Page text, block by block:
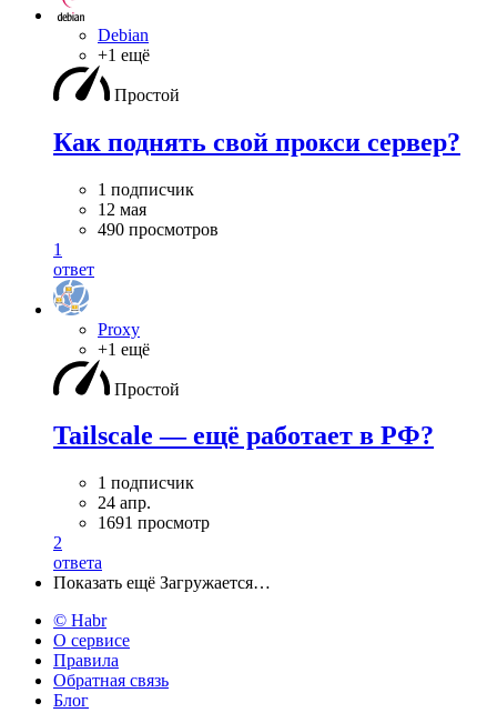
Debian
+1 ещё
Простой
Как поднять свой прокси сервер?
1 подписчик
12 мая
490 просмотров
1
ответ
Proxy
+1 ещё
Простой
Tailscale — ещё работает в РФ?
1 подписчик
24 апр.
1691 просмотр
2
ответа
Показать ещё Загружается…
© Habr
О сервисе
Правила
Обратная связь
Блог